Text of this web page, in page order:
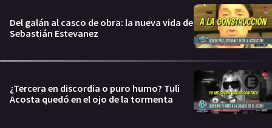
Del galán al casco de obra: la nueva vida de
Sebastián Estevanez
¿Tercera en discordia o puro humo? Tuli
Acosta quedó en el ojo de la tormenta